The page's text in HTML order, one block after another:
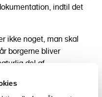
indtil det
ikke noget, man skal
borgerne bliver
del af
Hald.